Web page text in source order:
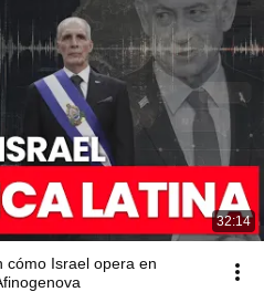
32:14
cómo Israel opera en